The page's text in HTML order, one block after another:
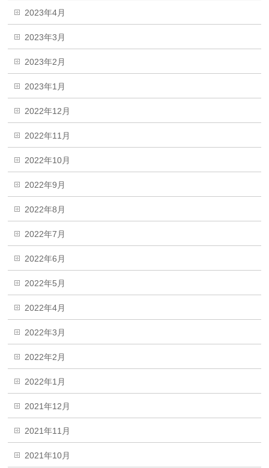
2023年4月
2023年3月
2023年2月
2023年1月
2022年12月
2022年11月
2022年10月
2022年9月
2022年8月
2022年7月
2022年6月
2022年5月
2022年4月
2022年3月
2022年2月
2022年1月
2021年12月
2021年11月
2021年10月